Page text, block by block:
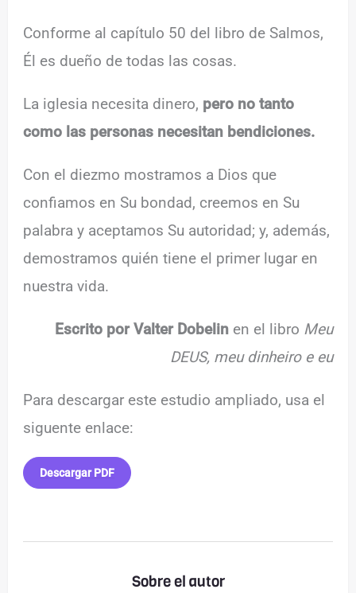
Conforme al capítulo 50 del libro de Salmos,
Él es dueño de todas las cosas.
La iglesia necesita dinero, pero no tanto
como las personas necesitan bendiciones.
Con el diezmo mostramos a Dios que
confiamos en Su bondad, creemos en Su
palabra y aceptamos Su autoridad; y, además,
demostramos quién tiene el primer lugar en
nuestra vida.
Escrito por Valter Dobelinen el libro Meu
DEUS, meu dinheiro e eu
Para descargar este estudio ampliado, usa el
siguente enlace:
Descargar PDF
Sobre el autor